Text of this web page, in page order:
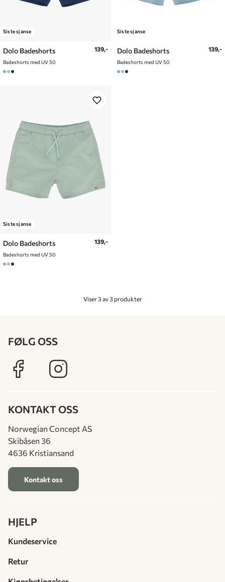
Siste sjanse
Dolo Badeshorts
Badeshorts med UV 50
139,-
Siste sjanse
Dolo Badeshorts
Badeshorts med UV 50
139,-
Siste sjanse
Dolo Badeshorts
Badeshorts med UV 50
139,-
Viser 3 av 3 produkter
FØLG OSS
KONTAKT OSS
Norwegian Concept AS
Skibåsen 36
4636 Kristiansand
Kontakt oss
HJELP
Kundeservice
Retur